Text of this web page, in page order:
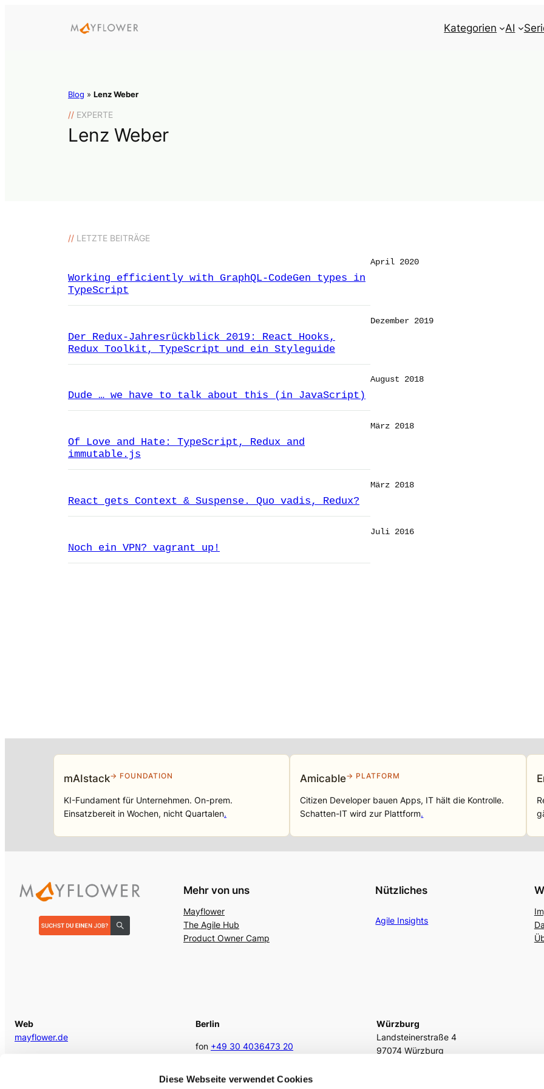
Diese Webseite verwendet Cookies
Kategorien AI
Blog » Lenz Weber
// EXPERTE
Lenz Weber
// LETZTE BEITRÄGE
Working efficiently with GraphQL-CodeGen types in
TypeScript
April 2020
Der Redux-Jahresrückblick 2019: React Hooks,
Redux Toolkit, TypeScript und ein Styleguide
Dezember 2019
Dude … we have to talk about this (in JavaScript)
August 2018
Of Love and Hate: TypeScript, Redux and
immutable.js
März 2018
React gets Context & Suspense. Quo vadis, Redux?
März 2018
Noch ein VPN? vagrant up!
Juli 2016
mAIstack→ FOUNDATION
KI-Fundament für Unternehmen. On-prem.
Einsatzbereit in Wochen, nicht Quartalen.
Amicable→ PLATFORM
Citizen Developer bauen Apps, IT hält die Kontrolle.
Schatten-IT wird zur Plattform.
Mehr von uns
Mayflower
The Agile Hub
Product Owner Camp
Nützliches
Agile Insights
Web
mayflower.de
Berlin
fon +49 30 4036473 20
Würzburg
Landsteinerstraße 4
97074 Würzburg